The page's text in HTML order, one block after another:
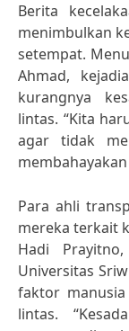
Berita
menimbulkan
setempat.
Ahmad,
kurangnya
lintas. “Kita
agar tidak
Para ahli
mereka terkait
Hadi
Universitas
faktor
lintas.